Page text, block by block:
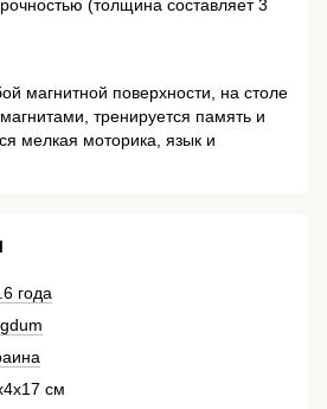
(толщина составляет 3
магнитной поверхности, на столе
тренируется память и
мелкая моторика, язык и
года
см